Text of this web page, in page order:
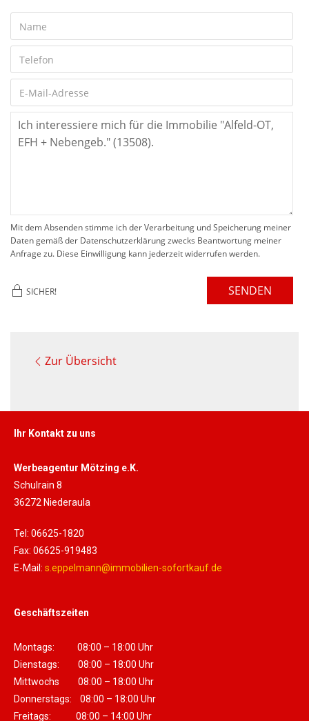
Mit dem Absenden stimme ich der Verarbeitung und Speicherung meiner
Daten gemäß der Datenschutzerklärung zwecks Beantwortung meiner
Anfrage zu. Diese Einwilligung kann jederzeit widerrufen werden.
SICHER! SENDEN
Zur Übersicht
Ihr Kontakt zu uns
Werbeagentur Mötzing e.K.
Schulrain 8
36272 Niederaula
Tel: 06625-1820
Fax: 06625-919483
E-Mail: s.eppelmann@immobilien-sofortkauf.de
Geschäftszeiten
Montags: 08:00 – 18:00 Uhr
Dienstags: 08:00 – 18:00 Uhr
Mittwochs 08:00 – 18:00 Uhr
Donnerstags: 08:00 – 18:00 Uhr
Freitags: 08:00 – 14:00 Uhr